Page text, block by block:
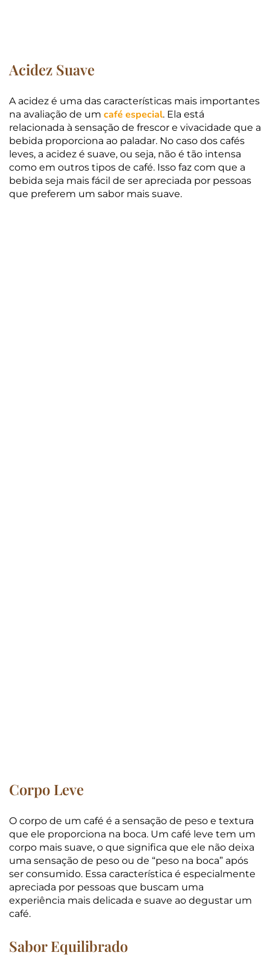
Acidez Suave
A acidez é uma das características mais importantes
na avaliação de um café especial. Ela está
relacionada à sensação de frescor e vivacidade que a
bebida proporciona ao paladar. No caso dos cafés
leves, a acidez é suave, ou seja, não é tão intensa
como em outros tipos de café. Isso faz com que a
bebida seja mais fácil de ser apreciada por pessoas
que preferem um sabor mais suave.
Corpo Leve
O corpo de um café é a sensação de peso e textura
que ele proporciona na boca. Um café leve tem um
corpo mais suave, o que significa que ele não deixa
uma sensação de peso ou de “peso na boca” após
ser consumido. Essa característica é especialmente
apreciada por pessoas que buscam uma
experiência mais delicada e suave ao degustar um
café.
Sabor Equilibrado